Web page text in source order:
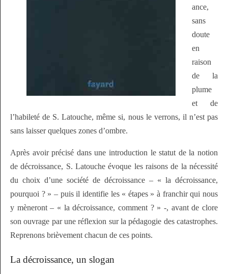
ance,
sans
doute
en
raison
de la
plume
et de
l’habileté de S. Latouche, même si, nous le verrons, il n’est pas
sans laisser quelques zones d’ombre.
Après avoir précisé dans une introduction le statut de la notion
de décroissance, S. Latouche évoque les raisons de la nécessité
du choix d’une société de décroissance – « la décroissance,
pourquoi ? » – puis il identifie les « étapes » à franchir qui nous
y mèneront – « la décroissance, comment ? » -, avant de clore
son ouvrage par une réflexion sur la pédagogie des catastrophes.
Reprenons brièvement chacun de ces points.
La décroissance, un slogan